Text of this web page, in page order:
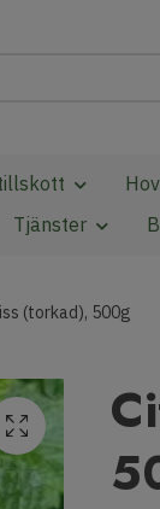
Tjänster
(torkad), 500g